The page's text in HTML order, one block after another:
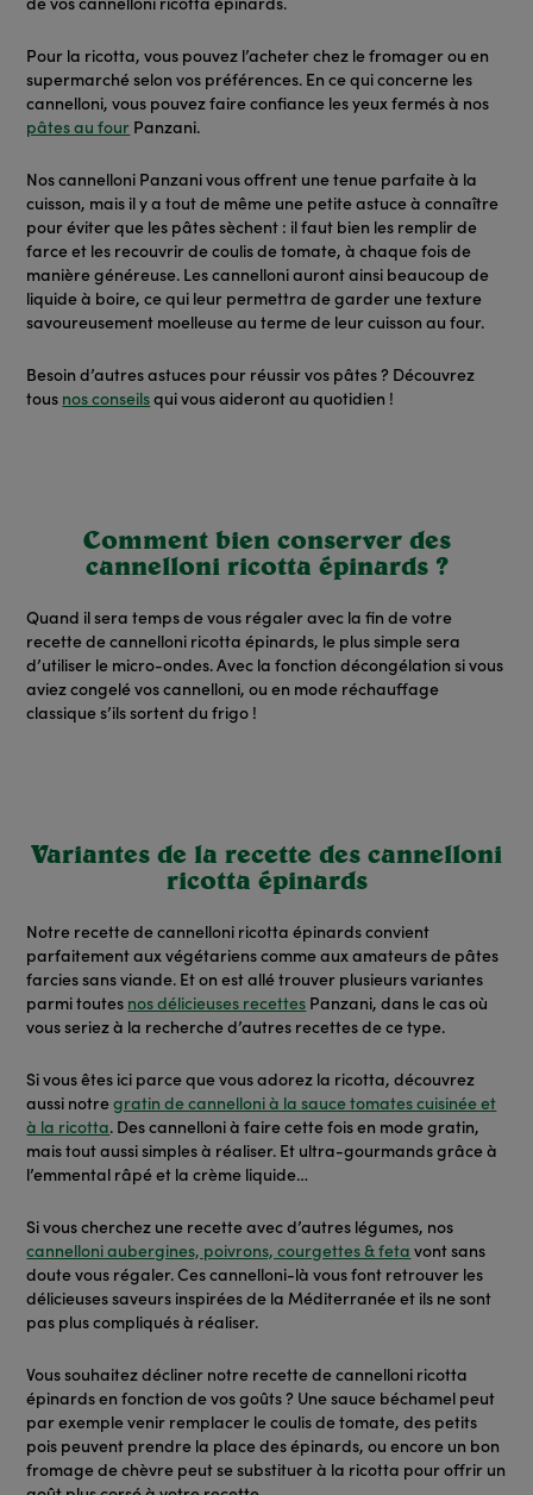
de vos cannelloni ricotta épinards.
Pour la ricotta, vous pouvez l’acheter chez le fromager ou en
supermarché selon vos préférences. En ce qui concerne les
cannelloni, vous pouvez faire confiance les yeux fermés à nos
pâtes au four Panzani.
Nos cannelloni Panzani vous offrent une tenue parfaite à la
cuisson, mais il y a tout de même une petite astuce à connaître
pour éviter que les pâtes sèchent : il faut bien les remplir de
farce et les recouvrir de coulis de tomate, à chaque fois de
manière généreuse. Les cannelloni auront ainsi beaucoup de
liquide à boire, ce qui leur permettra de garder une texture
savoureusement moelleuse au terme de leur cuisson au four.
Besoin d’autres astuces pour réussir vos pâtes ? Découvrez
tous nos conseils qui vous aideront au quotidien !
Comment bien conserver des
cannelloni ricotta épinards ?
Quand il sera temps de vous régaler avec la fin de votre
recette de cannelloni ricotta épinards, le plus simple sera
d’utiliser le micro-ondes. Avec la fonction décongélation si vous
aviez congelé vos cannelloni, ou en mode réchauffage
classique s’ils sortent du frigo !
Variantes de la recette des cannelloni
ricotta épinards
Notre recette de cannelloni ricotta épinards convient
parfaitement aux végétariens comme aux amateurs de pâtes
farcies sans viande. Et on est allé trouver plusieurs variantes
parmi toutes nos délicieuses recettes Panzani, dans le cas où
vous seriez à la recherche d’autres recettes de ce type.
Si vous êtes ici parce que vous adorez la ricotta, découvrez
aussi notregratin de cannelloni à la sauce tomates cuisinée et
à la ricotta. Des cannelloni à faire cette fois en mode gratin,
mais tout aussi simples à réaliser. Et ultra-gourmands grâce à
l’emmental râpé et la crème liquide…
Si vous cherchez une recette avec d’autres légumes, nos
cannelloni aubergines, poivrons, courgettes & feta vont sans
doute vous régaler. Ces cannelloni-là vous font retrouver les
délicieuses saveurs inspirées de la Méditerranée et ils ne sont
pas plus compliqués à réaliser.
Vous souhaitez décliner notre recette de cannelloni ricotta
épinards en fonction de vos goûts ? Une sauce béchamel peut
par exemple venir remplacer le coulis de tomate, des petits
pois peuvent prendre la place des épinards, ou encore un bon
fromage de chèvre peut se substituer à la ricotta pour offrir un